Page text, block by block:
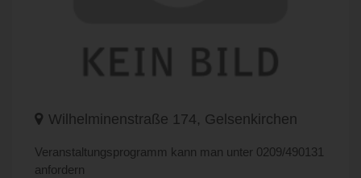
Wilhelminenstraße 174, Gelsenkirchen
Veranstaltungsprogramm kann man unter 0209/490131
anfordern